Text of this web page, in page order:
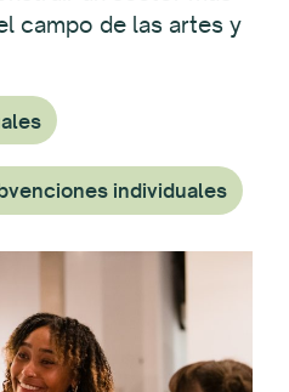
campo de las artes y
individuales